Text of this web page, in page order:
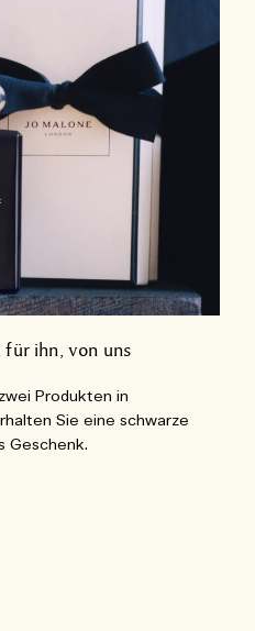
für ihn, von uns
Produkten in
Sie eine schwarze
Geschenk.